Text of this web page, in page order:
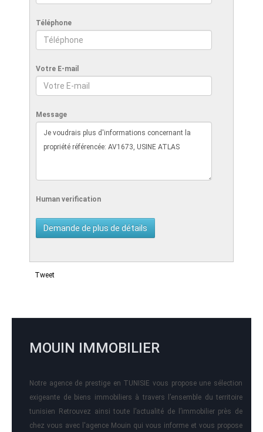
Téléphone
Votre E-mail
Message
Human verification
Tweet
MOUIN IMMOBILIER
Notre agence de prestige en TUNISIE vous propose une sélection
exigeante de biens immobiliers à travers l’ensemble du territoire
tunisien Retrouvez ainsi toute l’actualité de l’immobilier près de
chez vous avec l'agence Mouin qui vous informe et vous propose